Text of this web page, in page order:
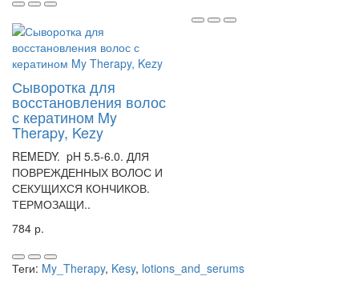
Сыворотка для
восстановления волос
с кератином My
Therapy, Kezy
REMEDY. pH 5.5-6.0. ДЛЯ
ПОВРЕЖДЕННЫХ ВОЛОС И
СЕКУЩИХСЯ КОНЧИКОВ.
ТЕРМОЗАЩИ..
784 р.
Теги: My_Therapy, Kesy, lotions_and_serums